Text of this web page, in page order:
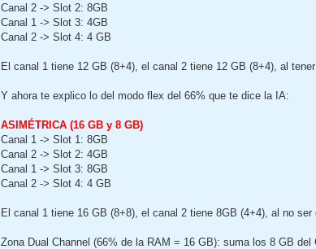
Canal 2 -> Slot 2: 8GB
Canal 1 -> Slot 3: 4GB
Canal 2 -> Slot 4: 4 GB
El canal 1 tiene 12 GB (8+4), el canal 2 tiene 12 GB (8+4), al
Y ahora te explico lo del modo flex del 66% que te dice la IA:
ASIMÉTRICA (16 GB y 8 GB)
Canal 1 -> Slot 1: 8GB
Canal 2 -> Slot 2: 4GB
Canal 1 -> Slot 3: 8GB
Canal 2 -> Slot 4: 4 GB
El canal 1 tiene 16 GB (8+8), el canal 2 tiene 8GB (4+4), al no
Zona Dual Channel (66% de la RAM = 16 GB): suma los 8 GB